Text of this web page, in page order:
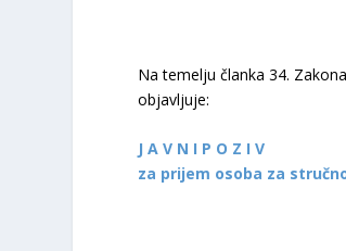
Na temelju članka 34.
objavljuje:
J A V N I P O Z I V
za prijem osoba za